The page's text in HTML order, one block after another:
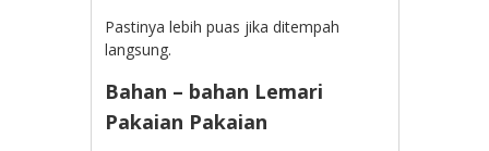
Pastinya lebih puas jika ditempah
langsung.
Bahan – bahan Lemari
Pakaian Pakaian